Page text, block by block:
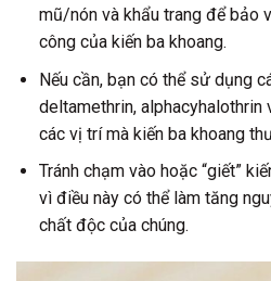
mũ/nón và khẩu trang để bảo
công của kiến ba khoang.
Nếu cần, bạn có thể sử dụng
deltamethrin, alphacyhalothrin
các vị trí mà kiến ba khoang
Tránh chạm vào hoặc “giết”
vì điều này có thể làm tăng
chất độc của chúng.